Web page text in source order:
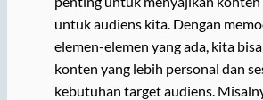
untuk audiens kita. Dengan
elemen-elemen yang ada, kita
konten yang lebih personal dan
kebutuhan target audiens.